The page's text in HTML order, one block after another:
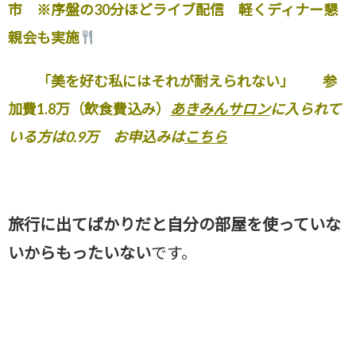
市 ※序盤の30分ほどライブ配信 軽くディナー懇
親会も実施
「美を好む私にはそれが耐えられない」 参
加費1.8万（飲食費込み） あきみんサロンに入られて
いる方は0.9万 お申込みはこちら
旅行に出てばかりだと自分の部屋を使っていな
いからもったいないです。